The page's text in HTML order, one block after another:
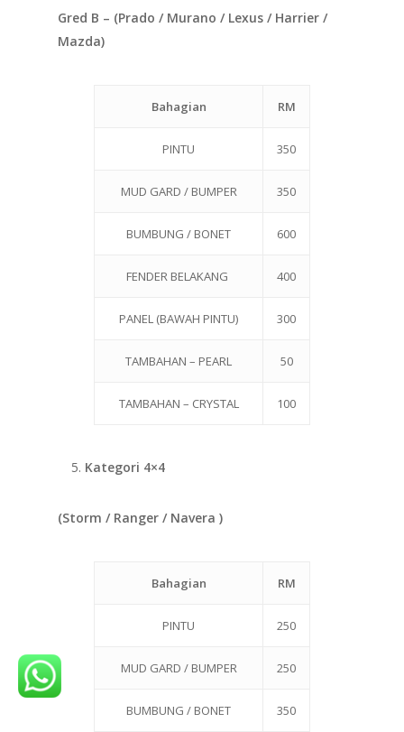
Gred B – (Prado / Murano / Lexus / Harrier /
Mazda)
Bahagian RM
PINTU 350
MUD GARD / BUMPER 350
BUMBUNG / BONET 600
FENDER BELAKANG 400
PANEL (BAWAH PINTU) 300
TAMBAHAN – PEARL 50
TAMBAHAN – CRYSTAL 100
Kategori 4×4
(Storm / Ranger / Navera )
Bahagian RM
PINTU 250
MUD GARD / BUMPER 250
BUMBUNG / BONET 350